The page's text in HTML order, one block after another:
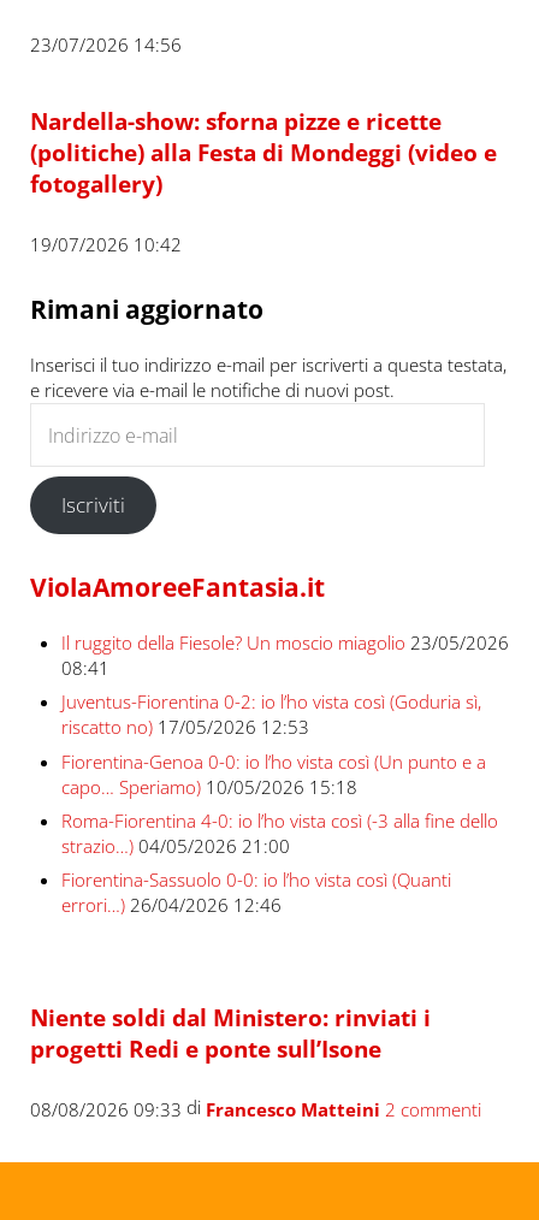
23/07/2026 14:56
Nardella-show: sforna pizze e ricette
(politiche) alla Festa di Mondeggi (video e
fotogallery)
19/07/2026 10:42
Rimani aggiornato
Inserisci il tuo indirizzo e-mail per iscriverti a questa testata,
e ricevere via e-mail le notifiche di nuovi post.
Iscriviti
ViolaAmoreeFantasia.it
Il ruggito della Fiesole? Un moscio miagolio 23/05/2026
08:41
Juventus-Fiorentina 0-2: io l’ho vista così (Goduria sì,
riscatto no) 17/05/2026 12:53
Fiorentina-Genoa 0-0: io l’ho vista così (Un punto e a
capo… Speriamo) 10/05/2026 15:18
Roma-Fiorentina 4-0: io l’ho vista così (-3 alla fine dello
strazio…) 04/05/2026 21:00
Fiorentina-Sassuolo 0-0: io l’ho vista così (Quanti
errori…) 26/04/2026 12:46
Niente soldi dal Ministero: rinviati i
progetti Redi e ponte sull’Isone
08/08/2026 09:33 di Francesco Matteini 2 commenti